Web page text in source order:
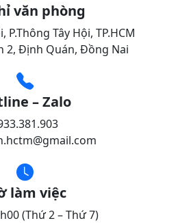
văn phòng
P.Thông Tây Hội, TP.HCM
2, Định Quán, Đồng Nai
– Zalo
làm việc
(Thứ 2 – Thứ 7)